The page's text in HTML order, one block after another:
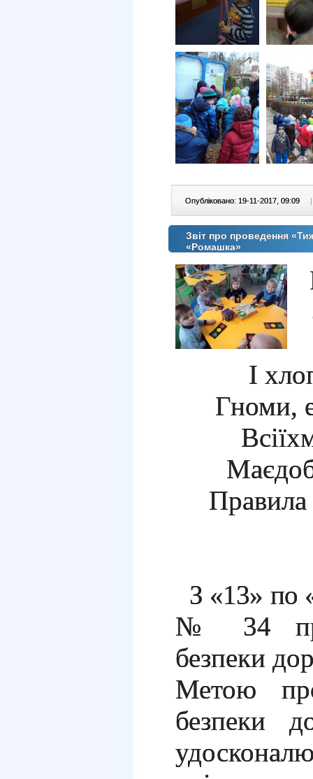
Опубліковано: 19-11-2017, 09:09 |
Звіт про проведення
«Ромашка»
І
Гноми,
Всіїх
Має
З «13» по
№ 34
безпеки
Метою
безпеки